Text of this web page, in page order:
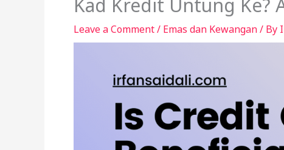
Kad Kredit Untung Ke?
Leave a Comment/ Emas dan Kewangan/ By